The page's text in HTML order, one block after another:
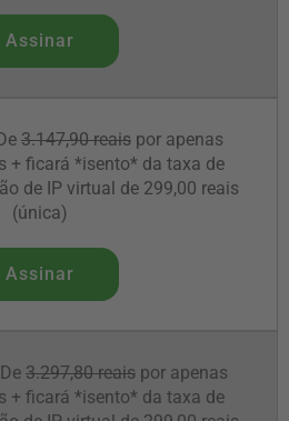
Assinar
3.147,90 reais por apenas
+ ficará *isento* da taxa de
de IP virtual de 299,00 reais
(única)
Assinar
De 3.297,80 reais por apenas
+ ficará *isento* da taxa de